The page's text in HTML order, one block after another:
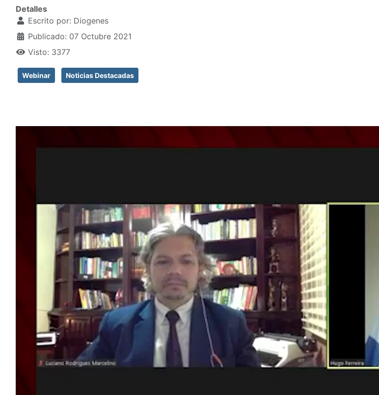
Detalles
Escrito por: Diogenes
Publicado: 07 Octubre 2021
Visto: 3377
Webinar Noticias Destacadas